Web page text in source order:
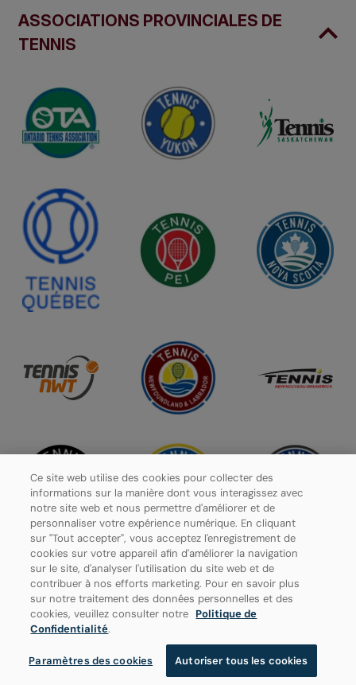
ASSOCIATIONS PROVINCIALES DE
TENNIS
Politique de confidentialité
Paramètres des cookies
© 2026 Tennis Canada, tous droits réservés.
Ce site web utilise des cookies pour collecter des
informations sur la manière dont vous interagissez avec
notre site web et nous permettre d'améliorer et de
personnaliser votre expérience numérique. En cliquant
sur "Tout accepter", vous acceptez l'enregistrement de
cookies sur votre appareil afin d'améliorer la navigation
sur le site, d'analyser l'utilisation du site web et de
contribuer à nos efforts marketing. Pour en savoir plus
sur notre traitement des données personnelles et des
cookies, veuillez consulter notre Politique de
Confidentialité.
Paramètres des cookies Autoriser tous les cookies